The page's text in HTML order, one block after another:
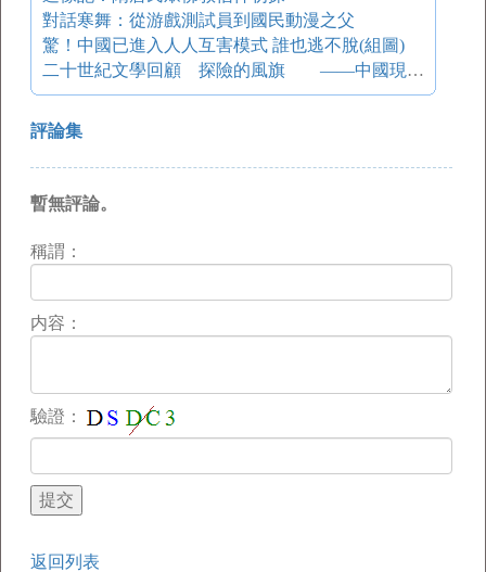
對話寒舞：從游戲測試員到國民動漫之父
驚！中國已進入人人互害模式 誰也逃不脫(組圖)
二十世紀文學回顧 探險的風旗 ——中國現代主義詩潮回眸
評論集
暫無評論。
稱謂：
内容：
驗證：
返回列表